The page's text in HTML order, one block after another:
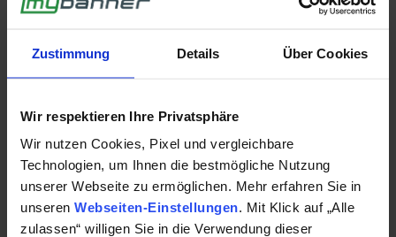
Zustimmung Details Über Cookies
Wir respektieren Ihre Privatsphäre
Wir nutzen Cookies, Pixel und vergleichbare
Technologien, um Ihnen die bestmögliche Nutzung
unserer Webseite zu ermöglichen. Mehr erfahren Sie in
unseren Webseiten-Einstellungen. Mit Klick auf „Alle
zulassen“ willigen Sie in die Verwendung dieser
Messewand Wave -
Anwendungsbeispiele
oder als Teil eines Messestandes. Es können Wände,
Kulissen, Trennwände, Raumteiler und somit ganze
Module erstellt und aufgebaut werden. Zusammen
mit unseren passenden Theken lässt sich eine
Komplettlösung gestalten, die nicht nur praktisch
und vergleichsweise günstig ist, sondern auch einen